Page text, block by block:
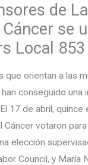
de
se
Local 853
que orientan a las
conseguido una
17 de abril, quince
Cáncer votaron
elección
Council, y María